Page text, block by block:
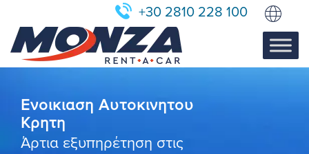
+30 2810 228 100
Ενοικιαση Αυτοκινητου
Κρητη
Άρτια εξυπηρέτηση στις